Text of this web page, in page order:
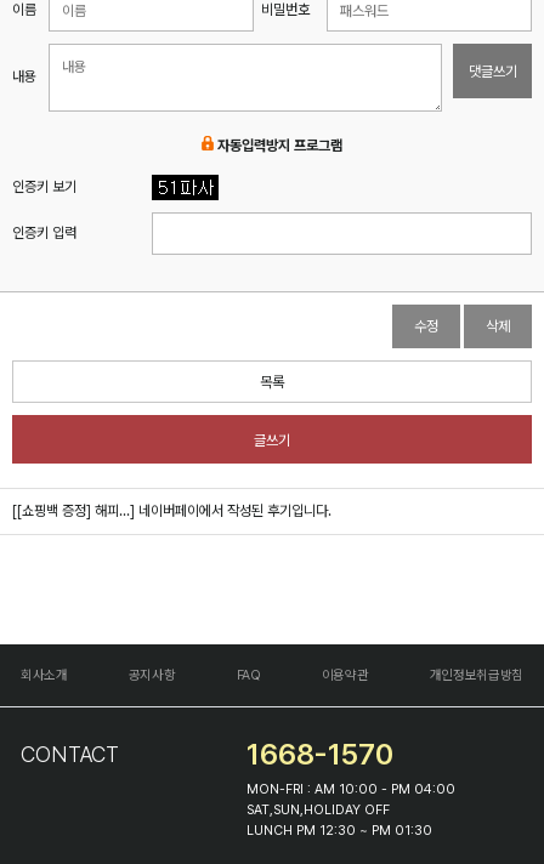
이름 비밀번호
내용 댓글쓰기
자동입력방지 프로그램
인증키 보기
인증키 입력
수정 삭제
목록
글쓰기
[[쇼핑백 증정] 해피...] 네이버페이에서 작성된 후기입니다.
회사소개 공지사항 FAQ 이용약관 개인정보취급방침
CONTACT 1668-1570
MON-FRI : AM 10:00 - PM 04:00
SAT,SUN,HOLIDAY OFF
LUNCH PM 12:30 ~ PM 01:30